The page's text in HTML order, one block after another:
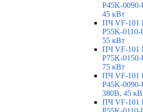
P45K-
45 кВт
ПЧ VF-101
P55K-
55 кВт
ПЧ VF-101
P75K-
75 кВт
ПЧ VF-101
P45K-
380В, 45
ПЧ VF-101